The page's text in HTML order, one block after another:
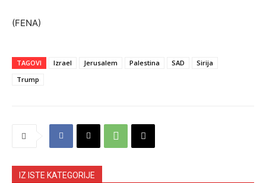
(FENA)
TAGOVI Izrael Jerusalem Palestina SAD
Sirija
Trump
IZ ISTE KATEGORIJE